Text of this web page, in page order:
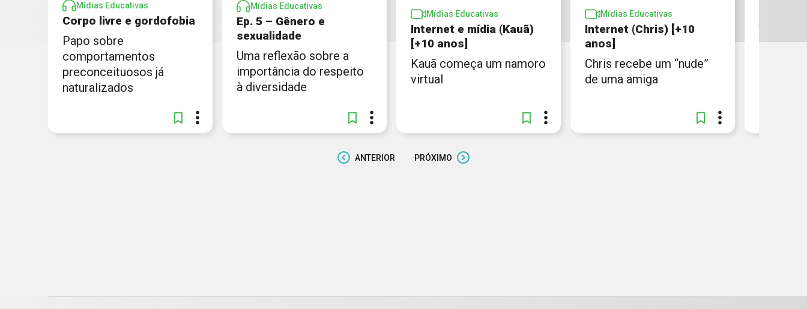
Mídias Educativas
Corpo livre e gordofobia
Papo sobre
comportamentos
preconceituosos já
naturalizados
Mídias Educativas
Ep. 5 – Gênero e
sexualidade
Uma reflexão sobre a
importância do respeito
à diversidade
Mídias Educativas
Internet e mídia (Kauã)
[+10 anos]
Kauã começa um namoro
virtual
Mídias Educativas
Internet (Chris) [+10
anos]
Chris recebe um “nude”
de uma amiga
ANTERIOR PRÓXIMO